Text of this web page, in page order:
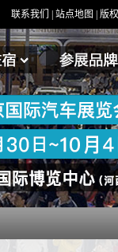
联系我们 站点地图 版